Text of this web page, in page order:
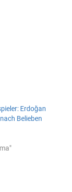
Erdoğan
Belieben